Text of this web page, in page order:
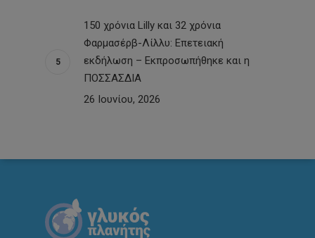
150 χρόνια Lilly και 32 χρόνια
Φαρμασέρβ-Λίλλυ: Eπετειακή
εκδήλωση – Εκπροσωπήθηκε και η
ΠΟΣΣΑΣΔΙΑ
26 Ιουνίου, 2026